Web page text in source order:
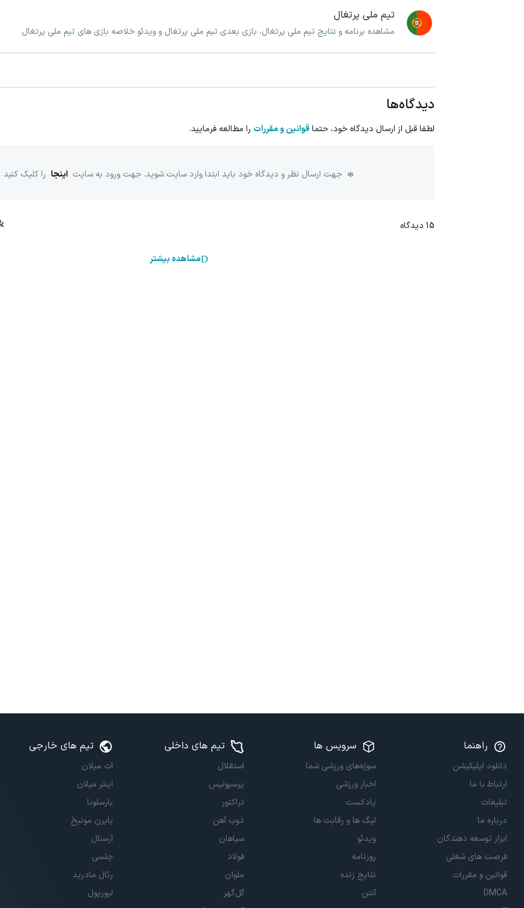
تیم ملی پرتغال
مشاهده برنامه و نتایج تیم ملی پرتغال، بازی بعدی تیم ملی پرتغال و ویدئو خلاصه بازی های تیم ملی پرتغال
دیدگاه‌ها
لطفا قبل از ارسال دیدگاه خود، حتماقوانین و مقررات را مطالعه فرمایید.
جهت ارسال نظر و دیدگاه خود باید ابتدا وارد سایت شوید. جهت ورود به سایت اینجا را کلیک کنید
15 دیدگاه
مشاهده بیشتر
راهنما
دانلود اپلیکیشن
ارتباط با ما
تبلیغات
درباره ما
ابزار توسعه دهندگان
فرصت های شغلی
قوانین و مقررات
DMCA
سرویس ها
سوژه‌های ورزشی شما
اخبار ورزشی
پادکست
لیگ ها و رقابت ها
ویدئو
روزنامه
نتایج زنده
آنتن
تیم های داخلی
استقلال
پرسپولیس
تراکتور
ذوب آهن
سپاهان
فولاد
ملوان
گل‌گهر
تیم های خارجی
آث میلان
اینتر میلان
بارسلونا
بایرن مونیخ
آرسنال
چلسی
رئال مادرید
لیورپول